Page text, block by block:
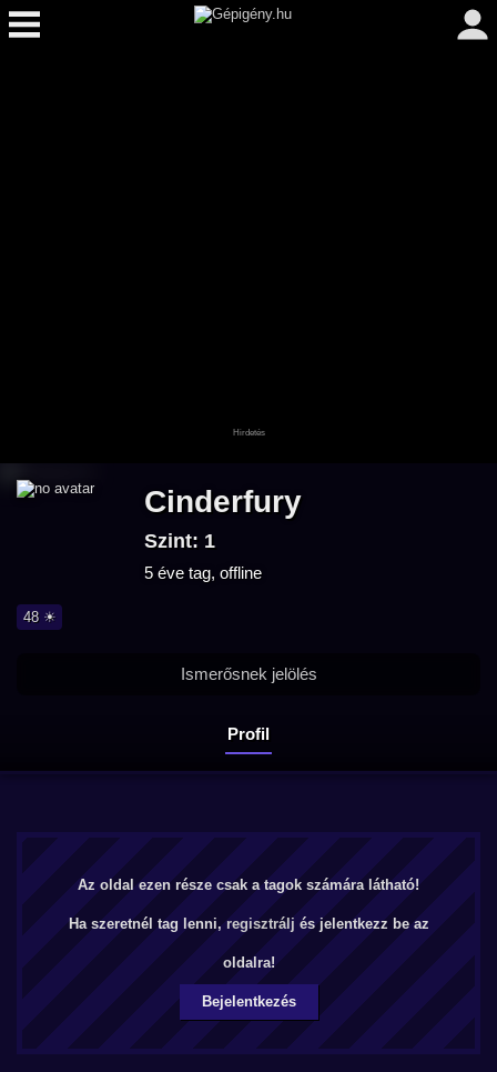
Cinderfury
Szint: 1
5 éve tag, offline
48 ☀
Profil
Ismerősnek jelölés
Az oldal ezen része csak a tagok számára látható!
Ha szeretnél tag lenni, regisztrálj és jelentkezz be az
oldalra!
Bejelentkezés